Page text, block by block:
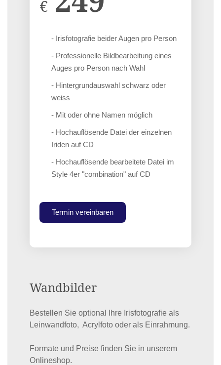
Wandbilder
Bestellen Sie optional Ihre Irisfotografie als
Leinwandfoto, Acrylfoto oder als Einrahmung.
Formate und Preise finden Sie in unserem
Onlineshop.
€
- Irisfotografie beider Augen pro Person
- Professionelle Bildbearbeitung eines
Auges pro Person nach Wahl
- Hintergrundauswahl schwarz oder
weiss
- Mit oder ohne Namen möglich
- Hochauflösende Datei der einzelnen
Iriden auf CD
- Hochauflösende bearbeitete Datei im
Style 4er "combination" auf CD
Termin vereinbaren